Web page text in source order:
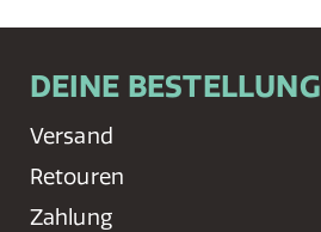
DEINE BESTELLUNG
Versand
Retouren
Zahlung